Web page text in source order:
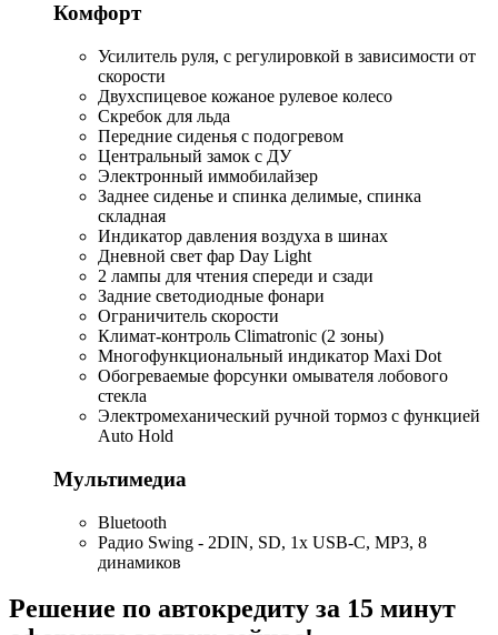
Комфорт
Усилитель руля, с регулировкой в зависимости от
скорости
Двухспицевое кожаное рулевое колесо
Скребок для льда
Передние сиденья с подогревом
Центральный замок с ДУ
Электронный иммобилайзер
Заднее сиденье и спинка делимые, спинка
складная
Индикатор давления воздуха в шинах
Дневной свет фар Day Light
2 лампы для чтения спереди и сзади
Задние светодиодные фонари
Ограничитель скорости
Климат-контроль Climatronic (2 зоны)
Многофункциональный индикатор Maxi Dot
Обогреваемые форсунки омывателя лобового
стекла
Электромеханический ручной тормоз с функцией
Auto Hold
Мультимедиа
Bluetooth
Радио Swing - 2DIN, SD, 1x USB-C, MP3, 8
динамиков
Решение по автокредиту за 15 минут